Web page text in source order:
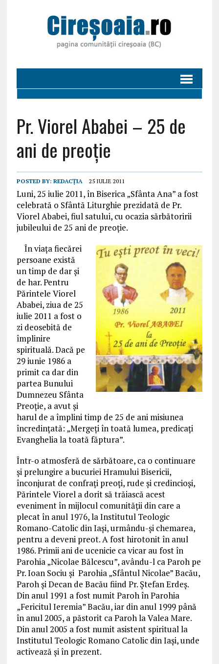
Pr. Viorel Ababei – 25 de
ani de preoție
POSTED BY: REDACȚIA 25 IULIE 2011
Luni, 25 iulie 2011, în Biserica „Sfânta Ana” a fost
celebrată o Sfântă Liturghie prezidată de Pr.
Viorel Ababei, fiul satului, cu ocazia sărbătoririi
jubileului de 25 ani de preoţie.
În viaţa fiecărei
persoane există
un timp de dar şi
de har. Pentru
Părintele Viorel
Ababei, ziua de 25
iulie 2011 a fost o
zi deosebită de
împlinire
spirituală. Dacă pe
29 iunie 1986 a
primit ca dar din
partea Bunului
Dumnezeu Sfânta
Preoţie, a avut şi
harul de a împlini timp de 25 de ani misiunea
încredinţată: „Mergeţi în toată lumea, predicaţi
Evanghelia la toată făptura”.
Într-o atmosferă de sărbătoare, ca o continuare
şi prelungire a bucuriei Hramului Bisericii,
înconjurat de confraţi preoţi, rude şi credincioşi,
Părintele Viorel a dorit să trăiască acest
eveniment în mijlocul comunităţii din care a
plecat în anul 1976, la Institutul Teologic
Romano-Catolic din Iaşi, urmându-şi chemarea,
pentru a deveni preot. A fost hirotonit în anul
1986. Primii ani de ucenicie ca vicar au fost în
Parohia „Nicolae Bălcescu”, avându-l ca Paroh pe
Pr. Ioan Sociu şi Parohia „Sfântul Nicolae” Bacău,
Paroh şi Decan de Bacău fiind Pr. Ştefan Erdeş.
Din anul 1991 a fost numit Paroh în Parohia
„Fericitul Ieremia” Bacău, iar din anul 1999 până
în anul 2005, a păstorit ca Paroh la Valea Mare.
Din anul 2005 a fost numit asistent spiritual la
Institutul Teologic Romano Catolic din Iaşi, unde
activează şi în prezent.